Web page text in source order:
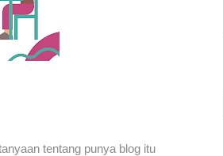
tentang punya blog itu